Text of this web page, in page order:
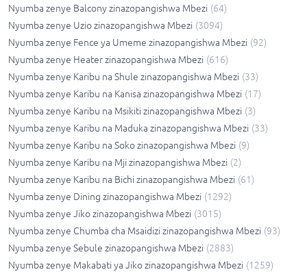
Nyumba zenye Balcony zinazopangishwa Mbezi (64)
Nyumba zenye Uzio zinazopangishwa Mbezi (3094)
Nyumba zenye Fence ya Umeme zinazopangishwa Mbezi (92)
Nyumba zenye Heater zinazopangishwa Mbezi (616)
Nyumba zenye Karibu na Shule zinazopangishwa Mbezi (33)
Nyumba zenye Karibu na Kanisa zinazopangishwa Mbezi (17)
Nyumba zenye Karibu na Msikiti zinazopangishwa Mbezi (3)
Nyumba zenye Karibu na Maduka zinazopangishwa Mbezi (33)
Nyumba zenye Karibu na Soko zinazopangishwa Mbezi (9)
Nyumba zenye Karibu na Mji zinazopangishwa Mbezi (2)
Nyumba zenye Karibu na Bichi zinazopangishwa Mbezi (61)
Nyumba zenye Dining zinazopangishwa Mbezi (1292)
Nyumba zenye Jiko zinazopangishwa Mbezi (3015)
Nyumba zenye Chumba cha Msaidizi zinazopangishwa Mbezi (93)
Nyumba zenye Sebule zinazopangishwa Mbezi (2883)
Nyumba zenye Makabati ya Jiko zinazopangishwa Mbezi (1259)